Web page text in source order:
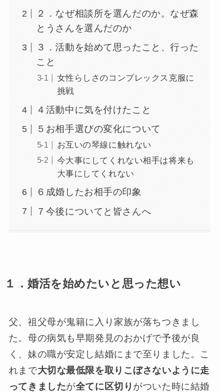
２．なぜ相談所を選んだのか。なぜ森
とうさんを選んだのか
３．活動を始めて思ったこと、行った
こと
女性らしさのコンプレックス克服に
挑戦
４活動中に気を付けたこと
５お相手選びの変化について
お互いの琴線に触れない
今大事にしてくれない相手は将来も
大事にしてくれない
６成婚したお相手の印象
７今後についてと皆さんへ
１．婚活を始めたいと思った想い
父、祖父母が鬼籍に入り家族が落ちつきまし
た。母の病気も早期発見のおかげで予後が良
く、妹の職が安定し結婚にまで至りました。こ
れまで大切な最低限を取りこぼさないように走
ってきましたが全てに区切り がついた時に結婚